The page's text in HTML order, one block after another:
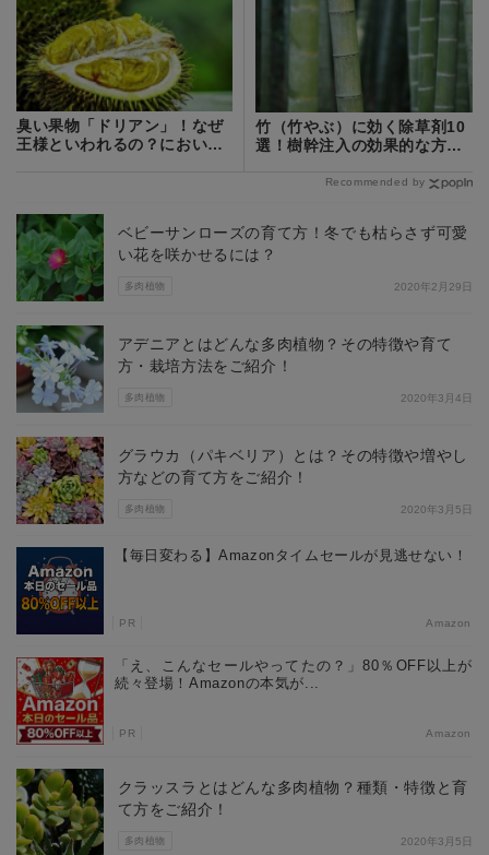
臭い果物「ドリアン」！なぜ
王様といわれるの？においを
竹（竹やぶ）に効く除草剤10
選！樹幹注入の効果的な方法
Recommended by
多肉植物
ベビーサンローズの育て方！冬でも枯らさず可愛
い花を咲かせるには？
2020年2月29日
多肉植物
アデニアとはどんな多肉植物？その特徴や育て
方・栽培方法をご紹介！
2020年3月4日
多肉植物
グラウカ（パキベリア）とは？その特徴や増やし
方などの育て方をご紹介！
2020年3月5日
【毎日変わる】Amazonタイムセールが見逃せない！
PR Amazon
「え、こんなセールやってたの？」80％OFF以上が
続々登場！Amazonの本気が...
PR Amazon
多肉植物
クラッスラとはどんな多肉植物？種類・特徴と育
て方をご紹介！
2020年3月5日